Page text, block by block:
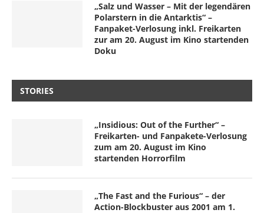
„Salz und Wasser – Mit der legendären
Polarstern in die Antarktis“ –
Fanpaket-Verlosung inkl. Freikarten
zur am 20. August im Kino startenden
Doku
STORIES
„Insidious: Out of the Further“ –
Freikarten- und Fanpakete-Verlosung
zum am 20. August im Kino
startenden Horrorfilm
„The Fast and the Furious“ – der
Action-Blockbuster aus 2001 am 1.